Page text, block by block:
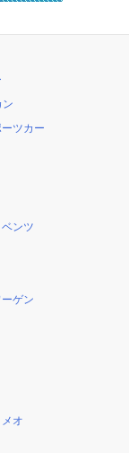
ツカー
ンツ
ゲン
オ